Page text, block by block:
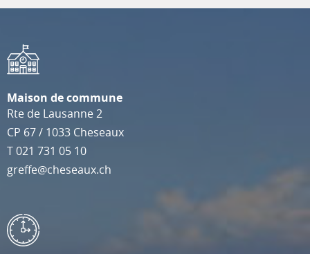
Maison de commune
Rte de Lausanne 2
CP 67/ 1033 Cheseaux
T021 731 05 10
greffe@cheseaux.ch